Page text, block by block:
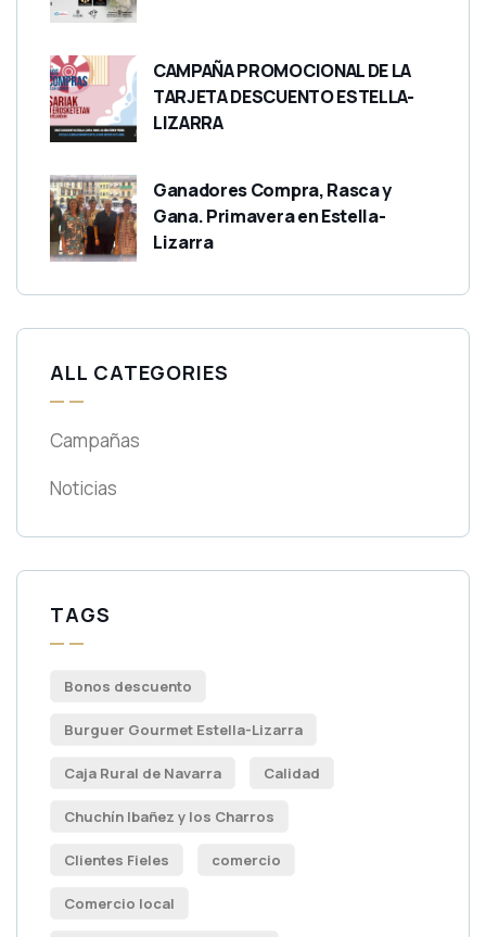
CAMPAÑA PROMOCIONAL DE LA
TARJETA DESCUENTO ESTELLA-
LIZARRA
Ganadores Compra, Rasca y
Gana. Primavera en Estella-
Lizarra
ALL CATEGORIES
Campañas
Noticias
TAGS
Bonos descuento
Burguer Gourmet Estella-Lizarra
Caja Rural de Navarra Calidad
Chuchín Ibañez y los Charros
Clientes Fieles comercio
Comercio local